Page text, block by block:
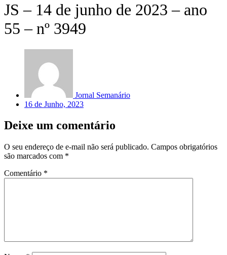
JS – 14 de junho de 2023 – ano
55 – nº 3949
Jornal Semanário
16 de Junho, 2023
Deixe um comentário
O seu endereço de e-mail não será publicado. Campos obrigatórios
são marcados com *
Comentário *